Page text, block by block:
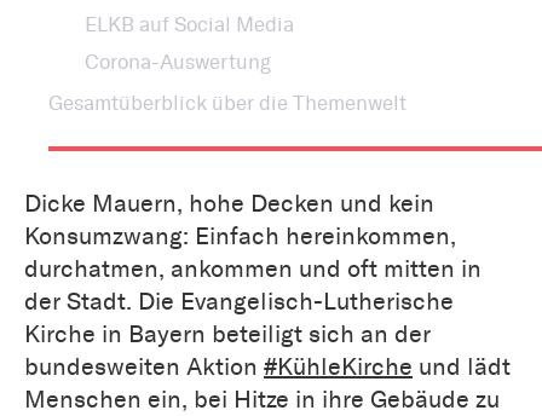
ELKB auf Social Media
Corona-Auswertung
Gesamtüberblick über die Themenwelt
Dicke Mauern, hohe Decken und kein
Konsumzwang: Einfach hereinkommen,
durchatmen, ankommen und oft mitten in
der Stadt. Die Evangelisch-Lutherische
Kirche in Bayern beteiligt sich an der
bundesweiten Aktion #KühleKirche und lädt
Menschen ein, bei Hitze in ihre Gebäude zu